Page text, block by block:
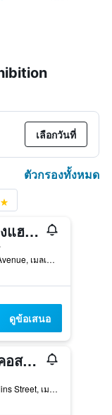
เลือกวันที่
ตัวกรองทั้งหมด
เดอะ แลงแฮม เมลเบิร์น
1 Southgate Avenue, เมลเบิร์น, VIC, ออสเตรเลีย
ดูข้อเสนอ
โรงแรมคอสเวอย์ 353
353 Little Collins Street, เมลเบิร์น, VIC, ออสเตรเลีย